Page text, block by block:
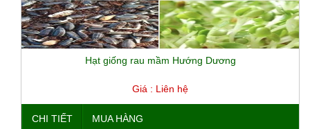
Hạt giống rau mầm Hướng Dương
Giá : Liên hệ
CHI TIẾT MUA HÀNG